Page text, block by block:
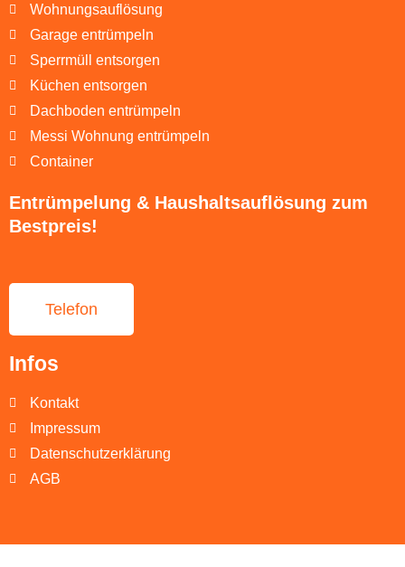
Wohnungsauflösung
Garage entrümpeln
Sperrmüll entsorgen
Küchen entsorgen
Dachboden entrümpeln
Messi Wohnung entrümpeln
Container
Entrümpelung & Haushaltsauflösung zum
Bestpreis!
Telefon
Infos
Kontakt
Impressum
Datenschutzerklärung
AGB